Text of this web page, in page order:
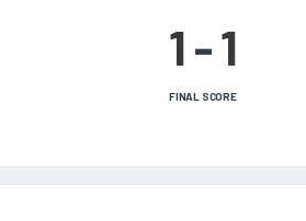
1-1
FINAL SCORE